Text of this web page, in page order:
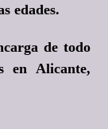
edades.
de todo
en Alicante,